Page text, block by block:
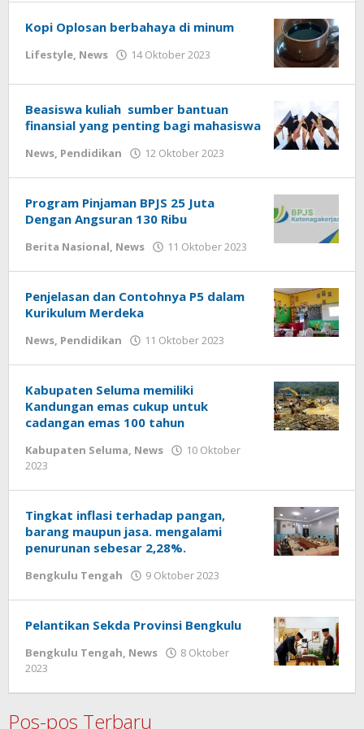
Kopi Oplosan berbahaya di minum
Lifestyle, News 14 Oktober 2023
Beasiswa kuliah sumber bantuan
finansial yang penting bagi mahasiswa
News, Pendidikan 12 Oktober 2023
Program Pinjaman BPJS 25 Juta
Dengan Angsuran 130 Ribu
Berita Nasional, News 11 Oktober 2023
oleh
Penjelasan dan Contohnya P5 dalam
Kurikulum Merdeka
News, Pendidikan 11 Oktober 2023
Kabupaten Seluma memiliki
Kandungan emas cukup untuk
cadangan emas 100 tahun
Kabupaten Seluma, News
10 Oktober
2023
Tingkat inflasi terhadap pangan,
barang maupun jasa. mengalami
penurunan sebesar 2,28%.
Bengkulu Tengah 9 Oktober 2023
Pelantikan Sekda Provinsi Bengkulu
Bengkulu Tengah, News
8 Oktober
2023
Pos-pos Terbaru